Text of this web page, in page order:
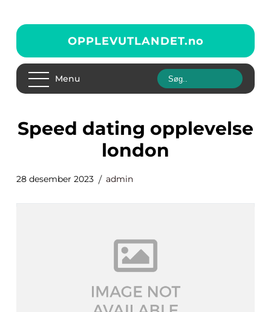
OPPLEVUTLANDET.no
Menu
speed dating opplevelse
london
28 desember 2023 admin